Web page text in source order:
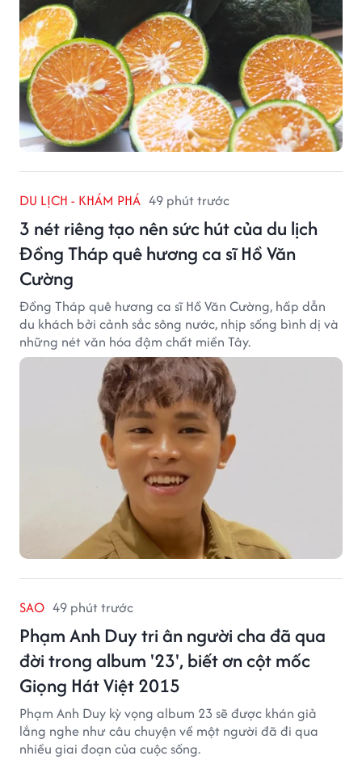
DU LỊCH - KHÁM PHÁ 49 phút trước
3 nét riêng tạo nên sức hút của du lịch
Đồng Tháp quê hương ca sĩ Hồ Văn
Cường
Đồng Tháp quê hương ca sĩ Hồ Văn Cường, hấp dẫn
du khách bởi cảnh sắc sông nước, nhịp sống bình dị và
những nét văn hóa đậm chất miền Tây.
SAO 49 phút trước
Phạm Anh Duy tri ân người cha đã qua
đời trong album '23', biết ơn cột mốc
Giọng Hát Việt 2015
Phạm Anh Duy kỳ vọng album 23 sẽ được khán giả
lắng nghe như câu chuyện về một người đã đi qua
nhiều giai đoạn của cuộc sống.